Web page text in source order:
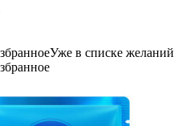
Уже в списке желаний